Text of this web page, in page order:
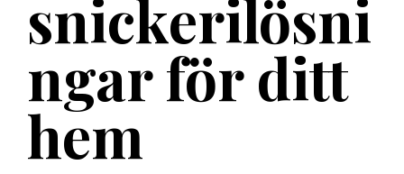
snickerilösni
ngar för ditt
hem